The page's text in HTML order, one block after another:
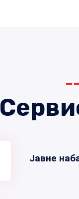
Јавне